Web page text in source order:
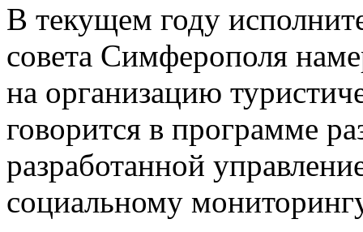
В текущем году
совета Симферополя
на организацию
говорится в программе
разработанной
социальному